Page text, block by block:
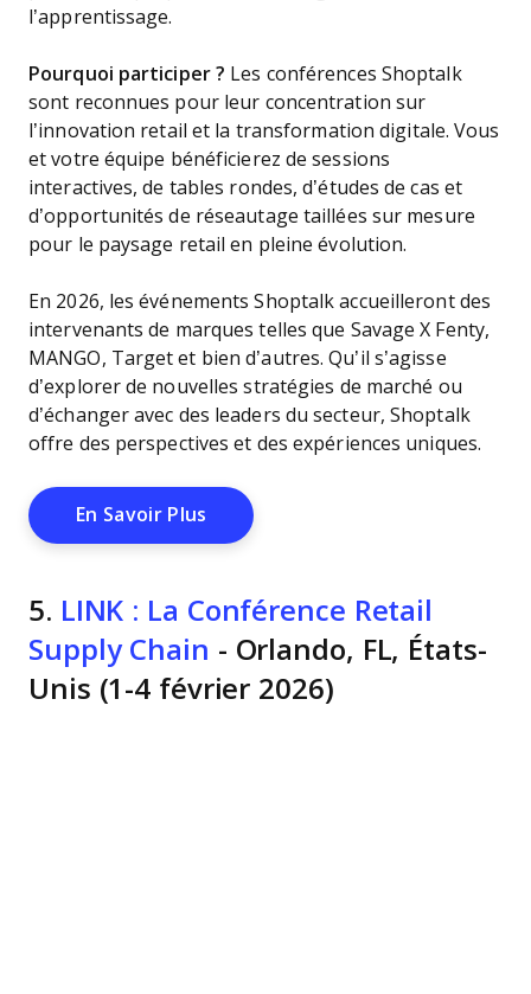
l’apprentissage.
Pourquoi participer ? Les conférences Shoptalk
sont reconnues pour leur concentration sur
l’innovation retail et la transformation digitale. Vous
et votre équipe bénéficierez de sessions
interactives, de tables rondes, d’études de cas et
d’opportunités de réseautage taillées sur mesure
pour le paysage retail en pleine évolution.
En 2026, les événements Shoptalk accueilleront des
intervenants de marques telles que Savage X Fenty,
MANGO, Target et bien d’autres. Qu’il s’agisse
d’explorer de nouvelles stratégies de marché ou
d’échanger avec des leaders du secteur, Shoptalk
offre des perspectives et des expériences uniques.
En Savoir Plus Opens New Window
5. LINK : La Conférence Retail
Supply Chain - Orlando, FL, États-
Unis (1-4 février 2026)